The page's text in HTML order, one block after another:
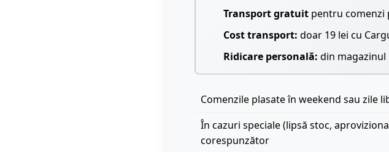
Transport gratuit pentru comenzi
Cost transport: doar 19 lei cu
Ridicare personală: din
Comenzile plasate în weekend sau zile
În cazuri speciale (lipsă stoc,
corespunzător